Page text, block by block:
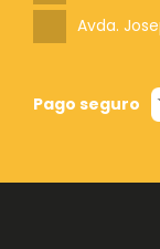
Avda.
Pago seguro